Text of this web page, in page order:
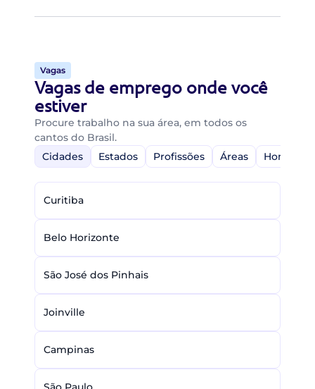
Vagas
Vagas de emprego onde você
estiver
Procure trabalho na sua área, em todos os
cantos do Brasil.
Cidades
Estados Profissões Áreas Home-
Curitiba
Belo Horizonte
São José dos Pinhais
Joinville
Campinas